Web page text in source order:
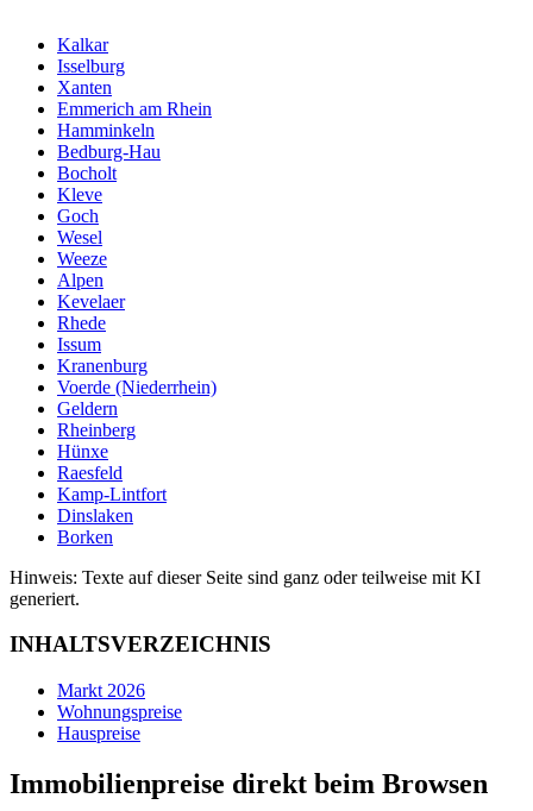
Kalkar
Isselburg
Xanten
Emmerich am Rhein
Hamminkeln
Bedburg-Hau
Bocholt
Kleve
Goch
Wesel
Weeze
Alpen
Kevelaer
Rhede
Issum
Kranenburg
Voerde (Niederrhein)
Geldern
Rheinberg
Hünxe
Raesfeld
Kamp-Lintfort
Dinslaken
Borken
Hinweis: Texte auf dieser Seite sind ganz oder teilweise mit KI
generiert.
INHALTSVERZEICHNIS
Markt 2026
Wohnungspreise
Hauspreise
Immobilienpreise direkt beim Browsen